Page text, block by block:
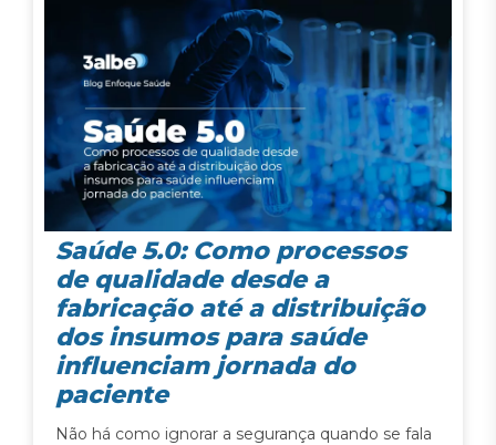
Saúde 5.0: Como processos
de qualidade desde a
fabricação até a distribuição
dos insumos para saúde
influenciam jornada do
paciente
Não há como ignorar a segurança quando se fala